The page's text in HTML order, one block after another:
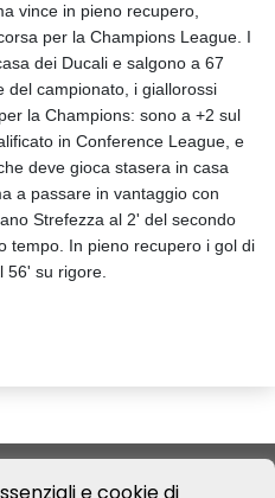
vince in pieno recupero,
per la Champions League. I
dei Ducali e salgono a 67
del campionato, i giallorossi
la Champions: sono a +2 sul
in Conference League, e
deve gioca stasera in casa
a passare in vantaggio con
Strefezza al 2' del secondo
tempo. In pieno recupero i gol di
56' su rigore.